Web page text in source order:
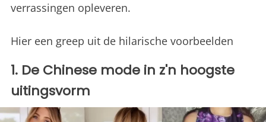
verrassingen opleveren.
Hier een greep uit de hilarische voorbeelden
1. De Chinese mode in z'n hoogste
uitingsvorm